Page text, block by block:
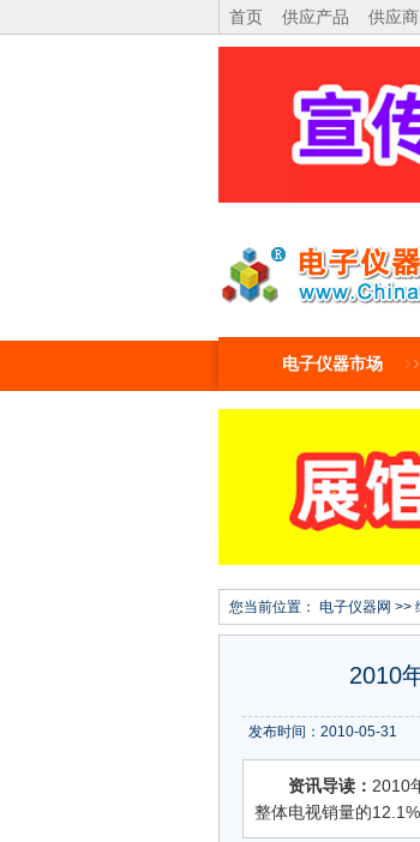
首页 供应产品 供应商
电子仪器市场
您当前位置： 电子仪器网 >>
2010
发布时间：2010-05-31
资讯导读： 2010
整体电视销量的12.1%,